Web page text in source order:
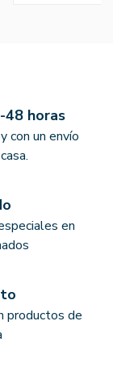
48 horas
con un envío
en
productos de